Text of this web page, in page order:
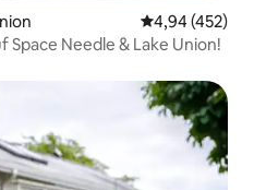
4,94 (452)
Needle & Lake Union!